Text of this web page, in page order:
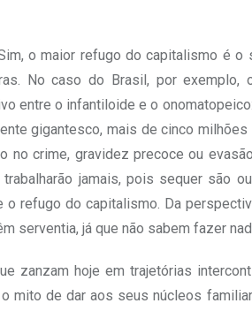
o maior refugo do capitalismo é o
No caso do Brasil, por
entre o infantiloide e o onomatopeico:
gigantesco, mais de cinco milhões
crime, gravidez precoce ou
jamais, pois sequer são
refugo do capitalismo. Da
serventia, já que não sabem fazer
zanzam hoje em trajetórias
mito de dar aos seus núcleos